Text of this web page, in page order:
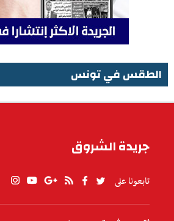
الطقس في تونس
جريدة الشروق
تابعونا على